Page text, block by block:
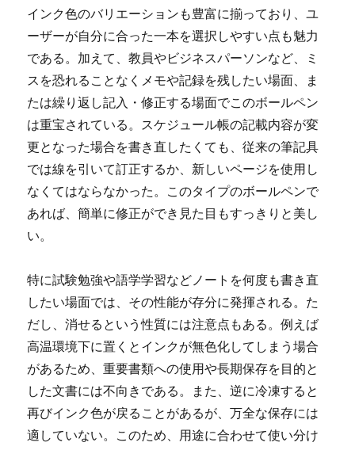
インク色のバリエーションも豊富に揃っており、ユ
ーザーが自分に合った一本を選択しやすい点も魅力
である。加えて、教員やビジネスパーソンなど、ミ
スを恐れることなくメモや記録を残したい場面、ま
たは繰り返し記入・修正する場面でこのボールペン
は重宝されている。スケジュール帳の記載内容が変
更となった場合を書き直したくても、従来の筆記具
では線を引いて訂正するか、新しいページを使用し
なくてはならなかった。このタイプのボールペンで
あれば、簡単に修正ができ見た目もすっきりと美し
い。
特に試験勉強や語学学習などノートを何度も書き直
したい場面では、その性能が存分に発揮される。た
だし、消せるという性質には注意点もある。例えば
高温環境下に置くとインクが無色化してしまう場合
があるため、重要書類への使用や長期保存を目的と
した文書には不向きである。また、逆に冷凍すると
再びインク色が戻ることがあるが、万全な保存には
適していない。このため、用途に合わせて使い分け